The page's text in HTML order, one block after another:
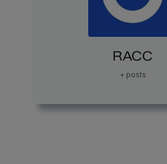
RACC
+ posts